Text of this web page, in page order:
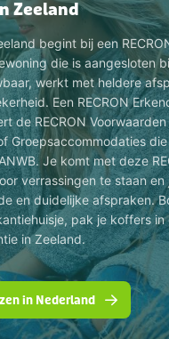
Zeeland
begint bij een
die is aangesloten
werkt met heldere
Een RECRON
de RECRON Voorwaarden
Groepsaccommodaties
Je komt met deze
verrassingen te staan en
en duidelijke afspraken.
pak je koffers in
in Zeeland.
in Nederland